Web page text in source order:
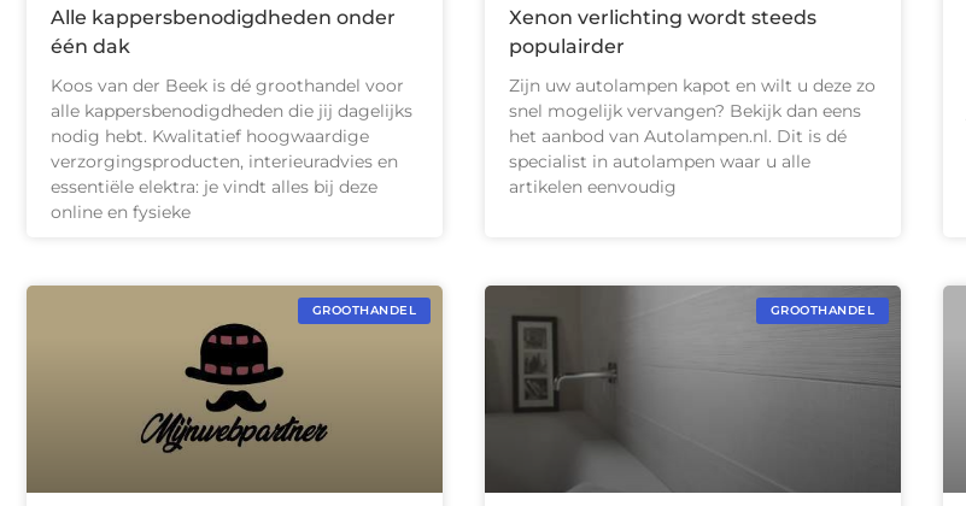
Alle kappersbenodigdheden onder
één dak
Koos van der Beek is dé groothandel voor
alle kappersbenodigdheden die jij dagelijks
nodig hebt. Kwalitatief hoogwaardige
verzorgingsproducten, interieuradvies en
essentiële elektra: je vindt alles bij deze
online en fysieke
Xenon verlichting wordt steeds
populairder
Zijn uw autolampen kapot en wilt u deze zo
snel mogelijk vervangen? Bekijk dan eens
het aanbod van Autolampen.nl. Dit is dé
specialist in autolampen waar u alle
artikelen eenvoudig
GROOTHANDEL GROOTHANDEL